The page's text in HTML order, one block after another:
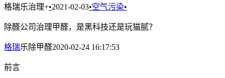
格瑞乐治理+•2021-02-03•空气污染•
除醛公司治理甲醛，是黑科技还是玩猫腻？
格瑞乐除甲醛2020-02-24 16:17:53
前言